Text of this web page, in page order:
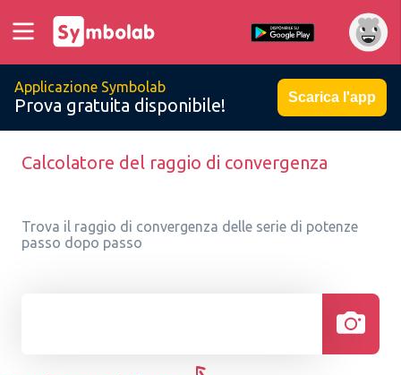
Applicazione Symbolab
Prova gratuita disponibile! Scarica l'app
Calcolatore del raggio di convergenza
Trova il raggio di convergenza delle serie di potenze
passo dopo passo